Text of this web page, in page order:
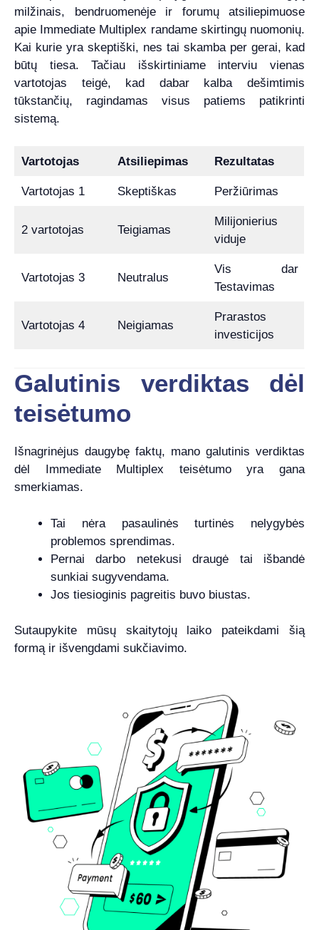
milžinais, bendruomenėje ir forumų atsiliepimuose
apie Immediate Multiplex randame skirtingų nuomonių.
Kai kurie yra skeptiški, nes tai skamba per gerai, kad
būtų tiesa. Tačiau išskirtiniame interviu vienas
vartotojas teigė, kad dabar kalba dešimtimis
tūkstančių, ragindamas visus patiems patikrinti
sistemą.
Vartotojas Atsiliepimas Rezultatas
Vartotojas 1 Skeptiškas Peržiūrimas
2 vartotojas Teigiamas
Milijonierius
viduje
Vartotojas 3 Neutralus
Vis dar
Testavimas
Vartotojas 4 Neigiamas
Prarastos
investicijos
Galutinis verdiktas dėl
teisėtumo
Išnagrinėjus daugybę faktų, mano galutinis verdiktas
dėl Immediate Multiplex teisėtumo yra gana
smerkiamas.
Tai nėra pasaulinės turtinės nelygybės
problemos sprendimas.
Pernai darbo netekusi draugė tai išbandė
sunkiai sugyvendama.
Jos tiesioginis pagreitis buvo biustas.
Sutaupykite mūsų skaitytojų laiko pateikdami šią
formą ir išvengdami sukčiavimo.